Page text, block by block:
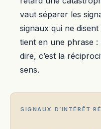
vaut séparer les
signaux qui ne
tient en une phrase
dire, c’est la
sens.
SIGNAUX D’INTÉRÊT